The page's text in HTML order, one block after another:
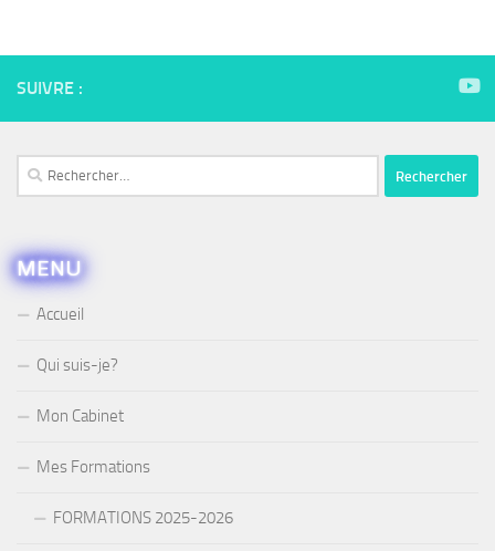
SUIVRE :
Rechercher :
MENU
Accueil
Qui suis-je?
Mon Cabinet
Mes Formations
FORMATIONS 2025-2026